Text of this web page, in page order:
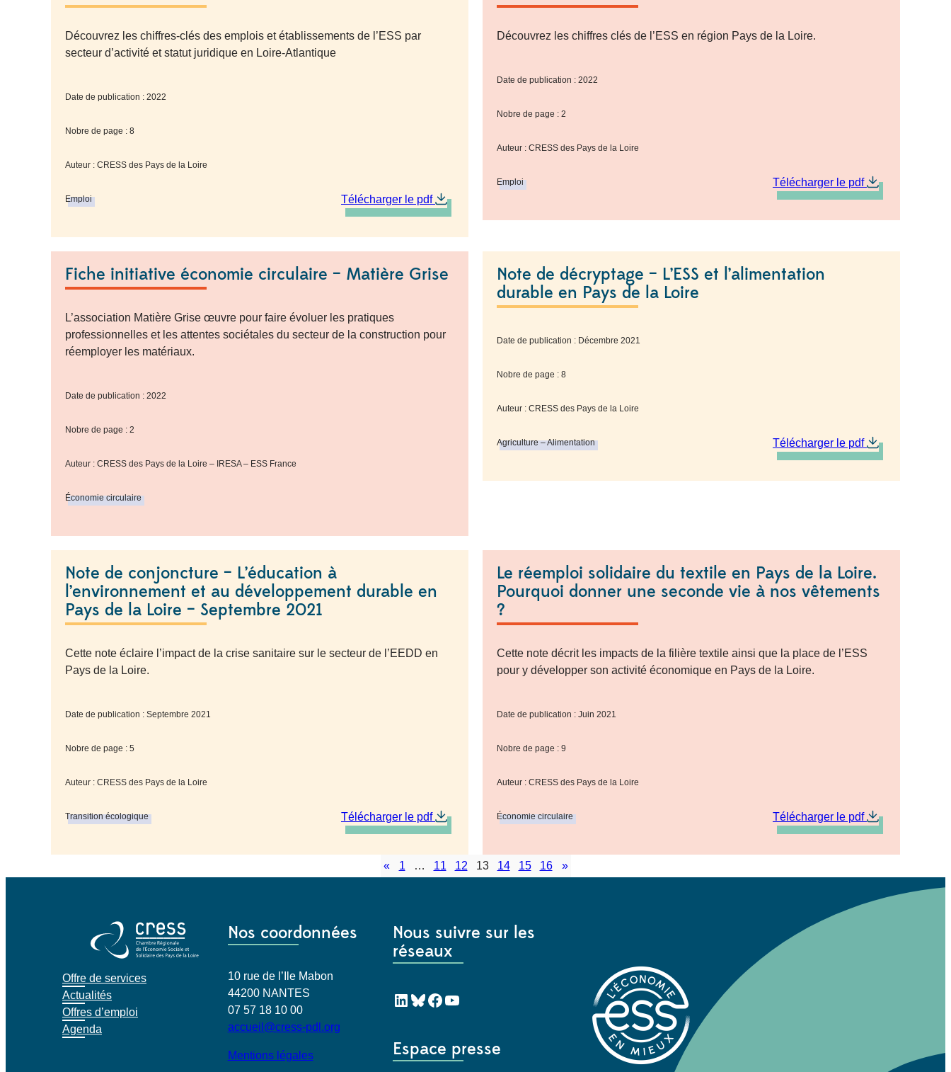
Découvrez les chiffres-clés des emplois et établissements de l’ESS par
secteur d’activité et statut juridique en Loire-Atlantique
Date de publication : 2022
Nobre de page : 8
Auteur : CRESS des Pays de la Loire
Emploi Télécharger le pdf
Découvrez les chiffres clés de l’ESS en région Pays de la Loire.
Date de publication : 2022
Nobre de page : 2
Auteur : CRESS des Pays de la Loire
Emploi Télécharger le pdf
Fiche initiative économie circulaire – Matière Grise
L’association Matière Grise œuvre pour faire évoluer les pratiques
professionnelles et les attentes sociétales du secteur de la construction pour
réemployer les matériaux.
Date de publication : 2022
Nobre de page : 2
Auteur : CRESS des Pays de la Loire – IRESA – ESS France
Économie circulaire
Note de décryptage – L’ESS et l’alimentation
durable en Pays de la Loire
Date de publication : Décembre 2021
Nobre de page : 8
Auteur : CRESS des Pays de la Loire
Agriculture – Alimentation Télécharger le pdf
Note de conjoncture – L’éducation à
l’environnement et au développement durable en
Pays de la Loire – Septembre 2021
Cette note éclaire l’impact de la crise sanitaire sur le secteur de l’EEDD en
Pays de la Loire.
Date de publication : Septembre 2021
Nobre de page : 5
Auteur : CRESS des Pays de la Loire
Transition écologique Télécharger le pdf
Le réemploi solidaire du textile en Pays de la Loire.
Pourquoi donner une seconde vie à nos vêtements
?
Cette note décrit les impacts de la filière textile ainsi que la place de l’ESS
pour y développer son activité économique en Pays de la Loire.
Date de publication : Juin 2021
Nobre de page : 9
Auteur : CRESS des Pays de la Loire
Économie circulaire Télécharger le pdf
« 1 … 11 12 13 14 15 16 »
Offre de services
Actualités
Offres d’emploi
Agenda
Nos coordonnées
10 rue de l’Ile Mabon
44200 NANTES
07 57 18 10 00
accueil@cress-pdl.org
Mentions légales
Nous suivre sur les
réseaux
LinkedIn
Bluesky
Facebook
YouTube
Espace presse